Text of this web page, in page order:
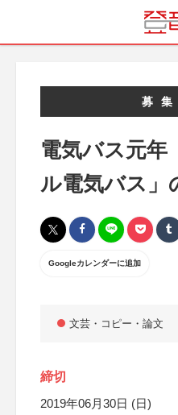
募
電気バス元年
ル電気バス」
Googleカレンダーに追加
文芸・コピー・論文
締切
2019年06月30日 (日)